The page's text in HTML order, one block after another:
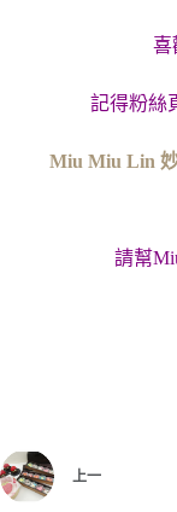
喜
記得粉絲
Miu Miu Lin
請幫
上一